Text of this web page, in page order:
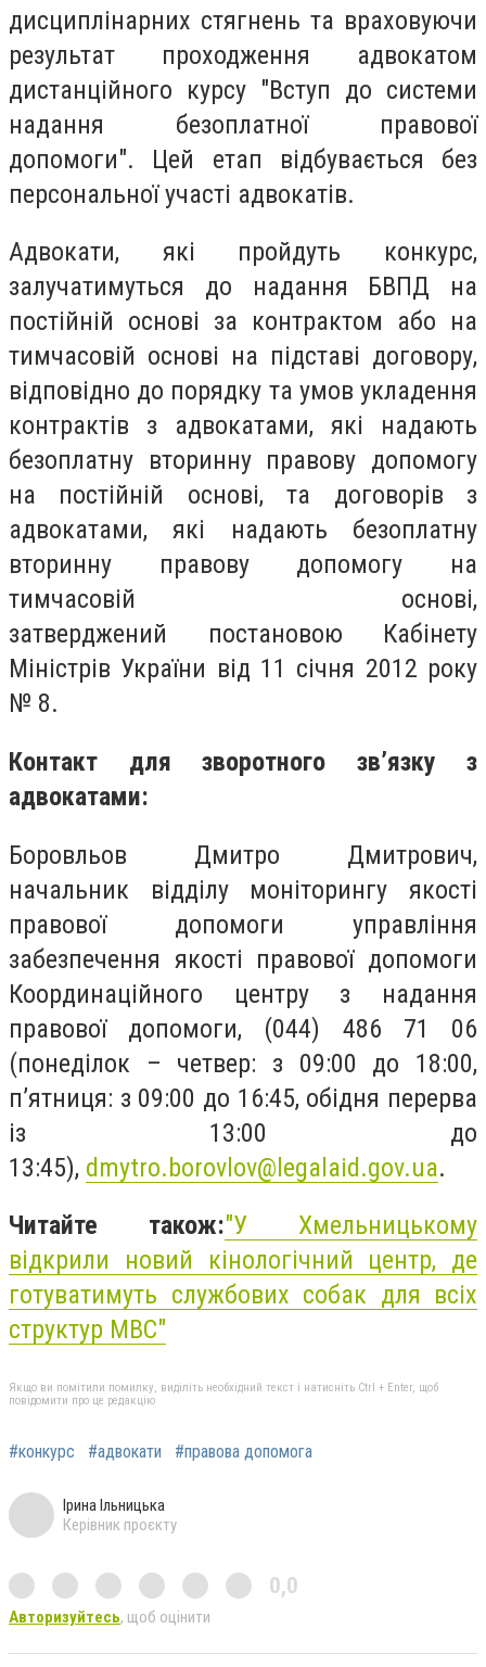
дисциплінарних стягнень та враховуючи
результат проходження адвокатом
дистанційного курсу "Вступ до системи
надання безоплатної правової
допомоги". Цей етап відбувається без
персональної участі адвокатів.
Адвокати, які пройдуть конкурс,
залучатимуться до надання БВПД на
постійній основі за контрактом або на
тимчасовій основі на підставі договору,
відповідно до порядку та умов укладення
контрактів з адвокатами, які надають
безоплатну вторинну правову допомогу
на постійній основі, та договорів з
адвокатами, які надають безоплатну
вторинну правову допомогу на
тимчасовій основі,
затверджений постановою Кабінету
Міністрів України від 11 січня 2012 року
№ 8.
Контакт для зворотного зв’язку з
адвокатами:
Боровльов Дмитро Дмитрович,
начальник відділу моніторингу якості
правової допомоги управління
забезпечення якості правової допомоги
Координаційного центру з надання
правової допомоги, (044) 486 71 06
(понеділок – четвер: з 09:00 до 18:00,
п’ятниця: з 09:00 до 16:45, обідня перерва
із 13:00 до
13:45), dmytro.borovlov@legalaid.gov.ua.
Читайте також:"У Хмельницькому
відкрили новий кінологічний центр, де
готуватимуть службових собак для всіх
структур МВС"
Якщо ви помітили помилку, виділіть необхідний текст і натисніть Ctrl + Enter, щоб
повідомити про це редакцію
#конкурс #адвокати #правова допомога
Ірина Ільницька
Керівник проєкту
0,0
Авторизуйтесь, щоб оцінити